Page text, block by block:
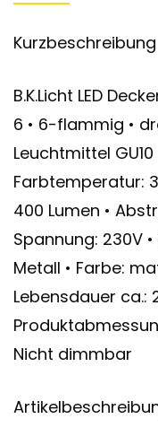
Kurzbeschreibung
B.K.Licht LED
6 • 6-flammig •
Leuchtmittel
Farbtemperatur:
400 Lumen •
Spannung: 230V
Metall • Farbe:
Lebensdauer ca.:
Nicht dimmbar